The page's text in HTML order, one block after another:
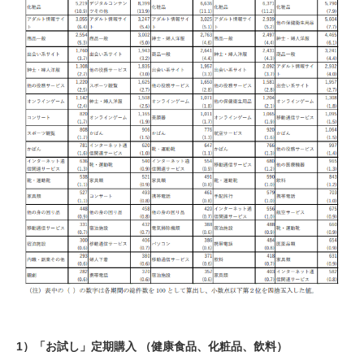
1）「お試し」定期購入 （健康食品、化粧品、飲料）